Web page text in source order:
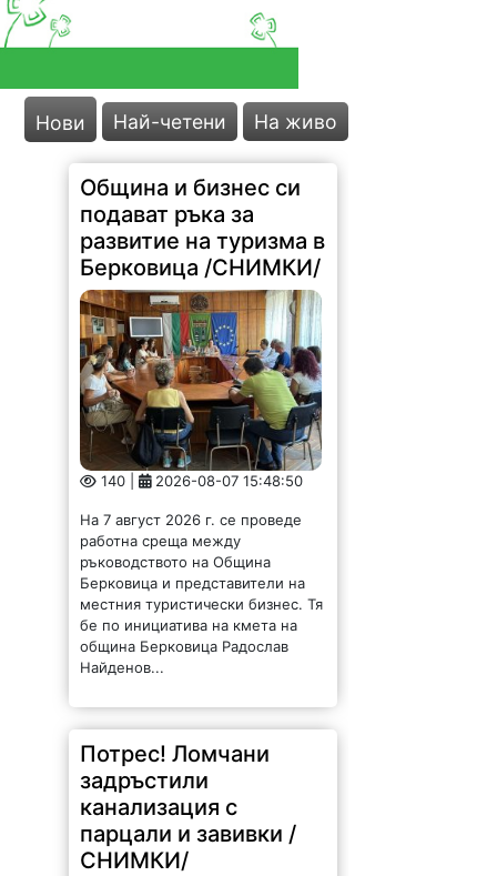
Нови Най-четени На живо
Община и бизнес си
подават ръка за
развитие на туризма в
Берковица /СНИМКИ/
140 | 2026-08-07 15:48:50
На 7 август 2026 г. се проведе
работна среща между
ръководството на Община
Берковица и представители на
местния туристически бизнес. Тя
бе по инициатива на кмета на
община Берковица Радослав
Найденов...
Потрес! Ломчани
задръстили
канализация с
парцали и завивки /
СНИМКИ/